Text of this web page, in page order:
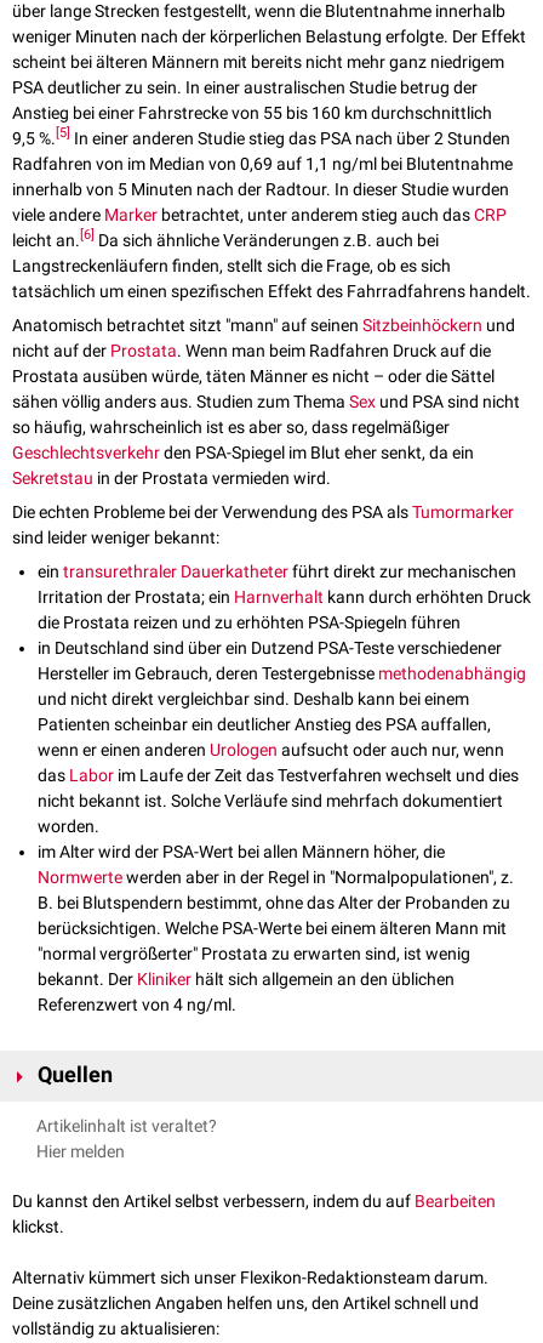
über lange Strecken festgestellt, wenn die Blutentnahme innerhalb
weniger Minuten nach der körperlichen Belastung erfolgte. Der Effekt
scheint bei älteren Männern mit bereits nicht mehr ganz niedrigem
PSA deutlicher zu sein. In einer australischen Studie betrug der
Anstieg bei einer Fahrstrecke von 55 bis 160 km durchschnittlich
9,5 %. 5 In einer anderen Studie stieg das PSA nach über 2 Stunden
Radfahren von im Median von 0,69 auf 1,1 ng/ml bei Blutentnahme
innerhalb von 5 Minuten nach der Radtour. In dieser Studie wurden
viele andere Marker betrachtet, unter anderem stieg auch dasCRP
leicht an. 6 Da sich ähnliche Veränderungen z.B. auch bei
Langstreckenläufern finden, stellt sich die Frage, ob es sich
tatsächlich um einen spezifischen Effekt des Fahrradfahrens handelt.
Anatomisch betrachtet sitzt "mann" auf seinen Sitzbeinhöckern und
nicht auf der Prostata. Wenn man beim Radfahren Druck auf die
Prostata ausüben würde, täten Männer es nicht – oder die Sättel
sähen völlig anders aus. Studien zum Thema Sex und PSA sind nicht
so häufig, wahrscheinlich ist es aber so, dass regelmäßiger
Geschlechtsverkehrden PSA-Spiegel im Blut eher senkt, da ein
Sekretstau in der Prostata vermieden wird.
Die echten Probleme bei der Verwendung des PSA alsTumormarker
sind leider weniger bekannt:
ein transurethraler Dauerkatheterführt direkt zur mechanischen
Irritation der Prostata; ein Harnverhalt kann durch erhöhten Druck
die Prostata reizen und zu erhöhten PSA-Spiegeln führen
in Deutschland sind über ein Dutzend PSA-Teste verschiedener
Hersteller im Gebrauch, deren Testergebnisse methodenabhängig
und nicht direkt vergleichbar sind. Deshalb kann bei einem
Patienten scheinbar ein deutlicher Anstieg des PSA auffallen,
wenn er einen anderen Urologen aufsucht oder auch nur, wenn
das Labor im Laufe der Zeit das Testverfahren wechselt und dies
nicht bekannt ist. Solche Verläufe sind mehrfach dokumentiert
worden.
im Alter wird der PSA-Wert bei allen Männern höher, die
Normwertewerden aber in der Regel in "Normalpopulationen", z.
B. bei Blutspendern bestimmt, ohne das Alter der Probanden zu
berücksichtigen. Welche PSA-Werte bei einem älteren Mann mit
"normal vergrößerter" Prostata zu erwarten sind, ist wenig
bekannt. Der Kliniker hält sich allgemein an den üblichen
Referenzwert von 4 ng/ml.
Quellen
Stieber P, Heinemann V:
Lab Med 2008; 32(5): 339–360
influenced by extensive physical exercise and bicycle riding.
Sports Med. 2005 Jan-Feb; 26(1): 79-81
free prostate specific antigen serum levels in older men.
2003; 61: 1177-1180
↑
Jiandani D et al:
The effect of bicycling on PSA levels: a systematic
Artikelinhalt ist veraltet?
Hier melden
Du kannst den Artikel selbst verbessern, indem du auf Bearbeiten
klickst.
Alternativ kümmert sich unser Flexikon-Redaktionsteam darum.
Deine zusätzlichen Angaben helfen uns, den Artikel schnell und
vollständig zu aktualisieren: